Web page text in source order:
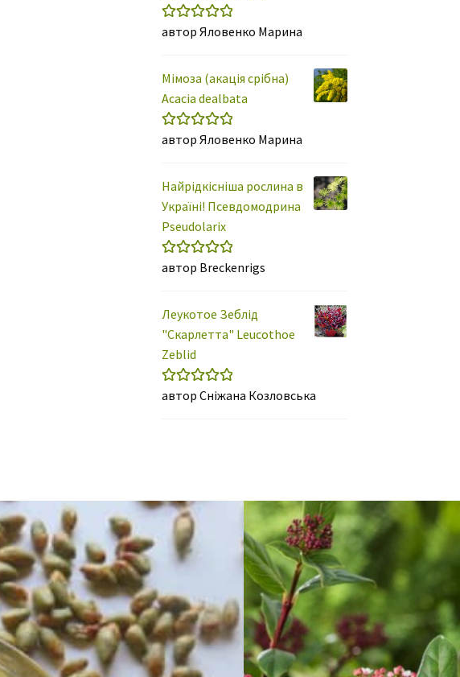
Оцінено в5
автор Яловенко Марина
Мімоза (акація срібна)
Acacia dealbata
Оцінено в5
автор Яловенко Марина
Найрідкісніша рослина в
Україні! Псевдомодрина
Pseudolarix
Оцінено в5
автор Breckenrigs
Леукотое Зеблід
"Скарлетта" Leucothoe
Zeblid
Оцінено в5
автор Сніжана Козловська